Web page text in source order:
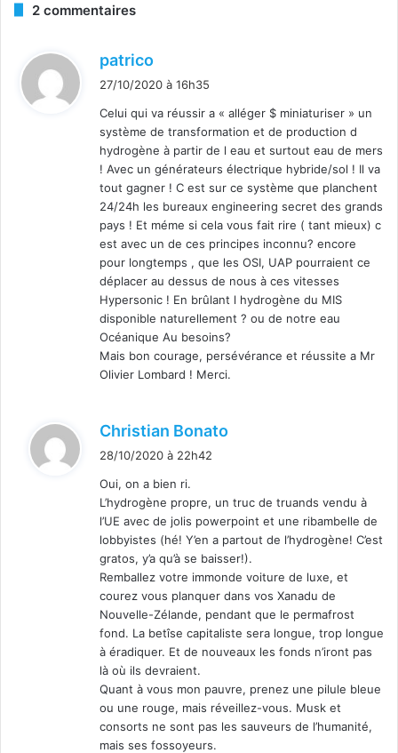
2 commentaires
patrico
:
27/10/2020 à 16h35
Celui qui va réussir a « alléger $ miniaturiser » un
système de transformation et de production d
hydrogène à partir de l eau et surtout eau de mers
! Avec un générateurs électrique hybride/sol ! Il va
tout gagner ! C est sur ce système que planchent
24/24h les bureaux engineering secret des grands
pays ! Et méme si cela vous fait rire ( tant mieux) c
est avec un de ces principes inconnu? encore
pour longtemps , que les OSI, UAP pourraient ce
déplacer au dessus de nous à ces vitesses
Hypersonic ! En brûlant l hydrogène du MIS
disponible naturellement ? ou de notre eau
Océanique Au besoins?
Mais bon courage, persévérance et réussite a Mr
Olivier Lombard ! Merci.
Christian Bonato
28/10/2020 à 22h42
Oui, on a bien ri.
L’hydrogène propre, un truc de truands vendu à
l’UE avec de jolis powerpoint et une ribambelle de
lobbyistes (hé! Y’en a partout de l’hydrogène! C’est
gratos, y’a qu’à se baisser!).
Remballez votre immonde voiture de luxe, et
courez vous planquer dans vos Xanadu de
Nouvelle-Zélande, pendant que le permafrost
fond. La betîse capitaliste sera longue, trop longue
à éradiquer. Et de nouveaux les fonds n’iront pas
là où ils devraient.
Quant à vous mon pauvre, prenez une pilule bleue
ou une rouge, mais réveillez-vous. Musk et
consorts ne sont pas les sauveurs de l’humanité,
mais ses fossoyeurs.